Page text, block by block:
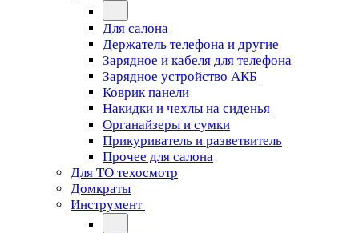
Для салона
Держатель телефона и другие
Зарядное и кабеля для телефона
Зарядное устройство АКБ
Коврик панели
Накидки и чехлы на сиденья
Органайзеры и сумки
Прикуриватель и разветвитель
Прочее для салона
Для ТО техосмотр
Домкраты
Инструмент